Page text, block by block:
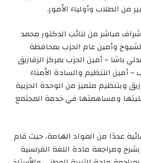
من الطلاب وأولياء الأمور.
مباشر من لنائب الدكتور محمد
وأمين عام الحزب بمحافظة
باشا – أمين الحزب بمركز الزقازيق
أمين التنظيم والسادة الأمناء
وبتنظيم متميز من الوحدة الحزبية
ومساهمتها في خدمة المجتمع
عددًا من المواد الهامة، حيث قام
ومراجعة مادة اللغة الفرنسية